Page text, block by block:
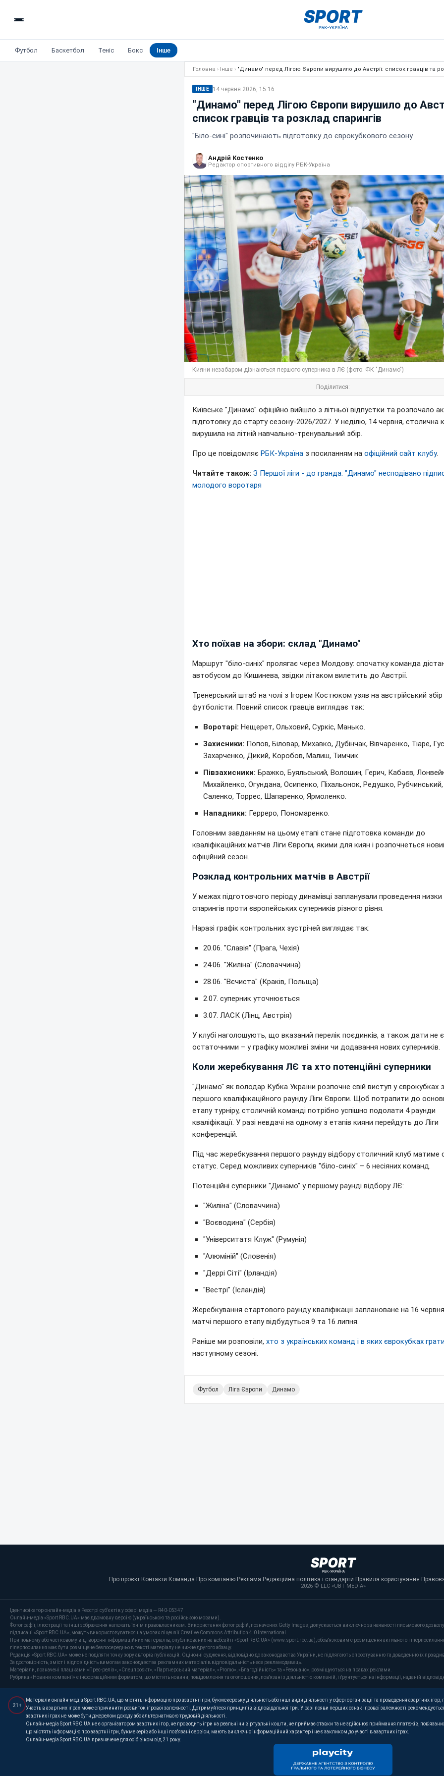
Футбол Баскетбол Теніс Бокс Інше
Головна › Інше › "Динамо" перед Лігою Європи вирушило до Австрії: список гравців та
ІНШЕ 14 червня 2026, 15:16
"Динамо" перед Лігою Європи вирушило до
список гравців та розклад спарингів
"Біло-сині" розпочинають підготовку до єврокубкового сезону
Андрій Костенко
Редактор спортивного відділу РБК-Україна
Кияни незабаром дізнаються першого суперника в ЛЄ (фото: ФК "Динамо")
Поділитися:
Київське "Динамо" офіційно вийшло з літньої відпустки та розпочало
підготовку до старту сезону-2026/2027. У неділю, 14 червня, столична
вирушила на літній навчально-тренувальний збір.
Про це повідомляє РБК-Україна з посиланням на офіційний сайт клубу.
Читайте також: З Першої ліги - до гранда: "Динамо" несподівано
молодого воротаря
Хто поїхав на збори: склад "Динамо"
Маршрут "біло-синіх" пролягає через Молдову: спочатку команда
автобусом до Кишинева, звідки літаком вилетить до Австрії.
Тренерський штаб на чолі з Ігорем Костюком узяв на австрійський
футболісти. Повний список гравців виглядає так:
Воротарі: Нещерет, Ольховий, Суркіс, Манько.
Захисники: Попов, Біловар, Михавко, Дубінчак, Вівчаренко, Тіаре,
Захарченко, Дикий, Коробов, Малиш, Тимчик.
Півзахисники: Бражко, Буяльський, Волошин, Герич, Кабаєв,
Михайленко, Огундана, Осипенко, Піхальонок, Редушко, Рубчинський,
Саленко, Торрес, Шапаренко, Ярмоленко.
Нападники: Герреро, Пономаренко.
Головним завданням на цьому етапі стане підготовка команди до
кваліфікаційних матчів Ліги Європи, якими для киян і розпочнеться
офіційний сезон.
Розклад контрольних матчів в Австрії
У межах підготовчого періоду динамівці запланували проведення низки
спарингів проти європейських суперників різного рівня.
Наразі графік контрольних зустрічей виглядає так:
20.06. "Славія" (Прага, Чехія)
24.06. "Жиліна" (Словаччина)
28.06. "Вєчиста" (Краків, Польща)
2.07. суперник уточнюється
3.07. ЛАСК (Лінц, Австрія)
У клубі наголошують, що вказаний перелік поєдинків, а також дати не є
остаточними – у графіку можливі зміни чи додавання нових суперників.
Коли жеребкування ЛЄ та хто потенційні суперники
"Динамо" як володар Кубка України розпочне свій виступ у єврокубках з
першого кваліфікаційного раунду Ліги Європи. Щоб потрапити до
етапу турніру, столичній команді потрібно успішно подолати 4 раунди
кваліфікації. У разі невдачі на одному з етапів кияни перейдуть до Ліги
конференцій.
Під час жеребкування першого раунду відбору столичний клуб матиме
статус. Серед можливих суперників "біло-синіх" – 6 несіяних команд.
Потенційні суперники "Динамо" у першому раунді відбору ЛЄ:
"Жиліна" (Словаччина)
"Воєводина" (Сербія)
"Університатя Клуж" (Румунія)
"Алюміній" (Словенія)
"Деррі Сіті" (Ірландія)
"Вестрі" (Ісландія)
Жеребкування стартового раунду кваліфікації заплановане на 16
матчі першого етапу відбудуться 9 та 16 липня.
Раніше ми розповіли, хто з українських команд і в яких єврокубках
наступному сезоні.
Футбол Ліга Європи Динамо
Про проєкт· Контакти· Команда· Про компанію· Реклама· Редакційна політика і стандарти· Правила користування·
2026 © LLC «UBT MEDIA»
Ідентифікатор онлайн-медіа в Реєстрі суб’єктів у сфері медіа — R40-05347
Онлайн-медіа «Sport RBC.UA» має двомовну версію (українською та російською мовами).
Фотографії, ілюстрації та інші зображення належать їхнім правовласникам. Використання фотографій, позначених Getty Images, допускається виключно за наявності письмового
підписані «Sport RBC.UA», можуть використовуватися на умовах ліцензії Creative Commons Attribution 4.0 International.
При повному або частковому відтворенні інформаційних матеріалів, опублікованих на вебсайті «Sport RBC.UA» (www.sport.rbc.ua), обов'язковим є розміщення активного
гіперпосилання має бути розміщене безпосередньо в тексті матеріалу не нижче другого абзацу.
Редакція «Sport RBC.UA» може не поділяти точку зору авторів публікацій. Оціночні судження, відповідно до законодавства України, не підлягають спростуванню та доведенню їх
За достовірність, зміст і відповідність вимогам законодавства рекламних матеріалів відповідальність несе рекламодавець.
Матеріали, позначені плашками «Прес-реліз», «Спецпроєкт», «Партнерський матеріал», «Promo», «Благодійність» та «Резонанс», розміщуються на правах реклами.
Рубрика «Новини компанії» є інформаційним форматом, що містить новини, повідомлення та оголошення, пов'язані з діяльністю компаній, і ґрунтується на інформації, наданій
21+
Матеріали онлайн-медіа Sport RBC.UA, що містять інформацію про азартні ігри, букмекерську діяльність або інші види діяльності у сфері організації та проведення азартних
Участь в азартних іграх може спричинити розвиток ігрової залежності. Дотримуйтеся принципів відповідальної гри. У разі появи перших ознак ігрової залежності
азартних іграх не може бути джерелом доходу або альтернативою трудовій діяльності.
Онлайн-медіа Sport RBC.UA не є організатором азартних ігор, не проводить ігри на реальні чи віртуальні кошти, не приймає ставки та не здійснює приймання платежів,
що містять інформацію про азартні ігри, букмекерів або інші пов'язані сервіси, мають виключно інформаційний характер і не є закликом до участі в азартних іграх.
Онлайн-медіа Sport RBC.UA призначене для осіб віком від 21 року.